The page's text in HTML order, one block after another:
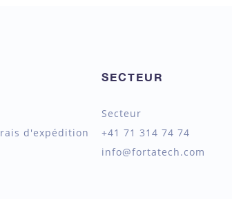
d'expédition
SECTEUR
Secteur
+41 71 314 74 74
info@fortatech.com